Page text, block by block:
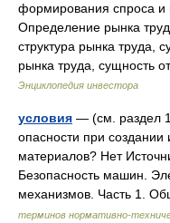
формирования спроса и
Определение рынка
структура рынка труда,
рынка труда, сущность
Энциклопедия инвестора
условия — (см. раздел
опасности при
материалов? Нет
Безопасность машин.
механизмов. Часть 1.
терминов нормативно-